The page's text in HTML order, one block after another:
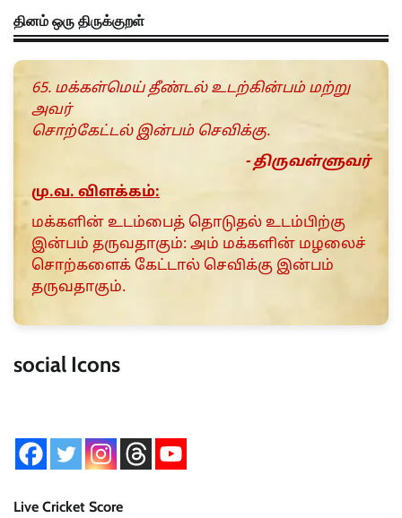
தினம் ஒரு திருக்குறள்
65. மக்கள்மெய் தீண்டல் உடற்கின்பம் மற்று
அவர்
சொற்கேட்டல் இன்பம் செவிக்கு.
- திருவள்ளுவர்
மு.வ. விளக்கம்:
மக்களின் உடம்பைத் தொடுதல் உடம்பிற்கு
இன்பம் தருவதாகும்: அம் மக்களின் மழலைச்
சொற்களைக் கேட்டால் செவிக்கு இன்பம்
தருவதாகும்.
social Icons
Live Cricket Score